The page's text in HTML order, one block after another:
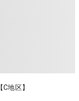
地区】